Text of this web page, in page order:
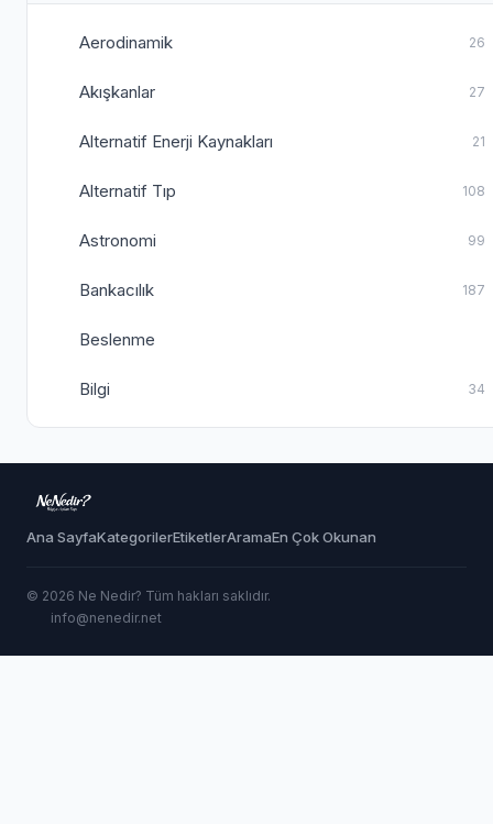
Aerodinamik 26
Akışkanlar 27
Alternatif Enerji Kaynakları 21
Alternatif Tıp 108
Astronomi 99
Bankacılık 187
Beslenme
Bilgi 34
Ana SayfaKategorilerEtiketlerAramaEn Çok Okunan
© 2026 Ne Nedir? Tüm hakları saklıdır.
info@nenedir.net